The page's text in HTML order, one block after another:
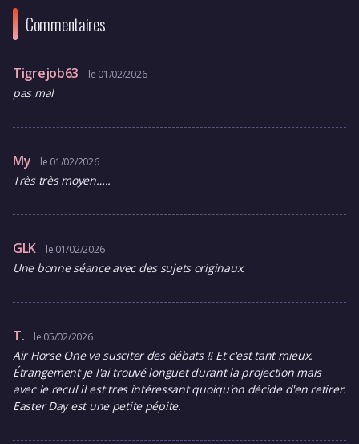
Commentaires
Tigrejob63 le 01/02/2026
pas mal
My le 01/02/2026
Très très moyen…..
GLK le 01/02/2026
Une bonne séance avec des sujets originaux.
T. le 05/02/2026
Air Horse One va susciter des débats !! Et c'est tant mieux.
Étrangement je l'ai trouvé longuet durant la projection mais
avec le recul il est tres intéressant quoiqu'on décide d'en retirer.
Easter Day est une petite pépite.